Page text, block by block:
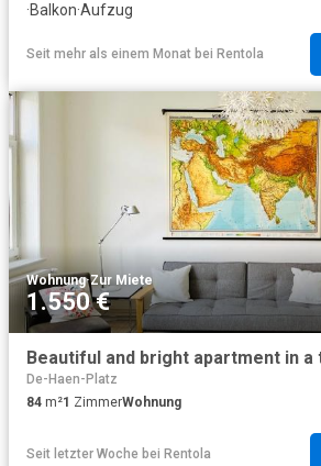
·Balkon·Aufzug
Seit mehr als einem Monat bei Rentola
Wohnung·Zur Miete
1.550 €
De-Haen-Platz
84 m²1 ZimmerWohnung
Seit letzter Woche bei Rentola